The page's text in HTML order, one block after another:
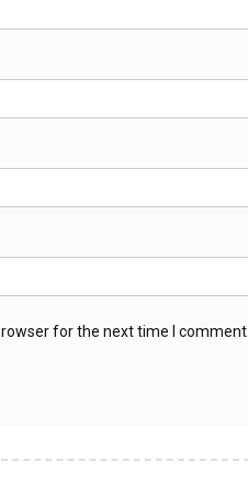
for the next time I comment.